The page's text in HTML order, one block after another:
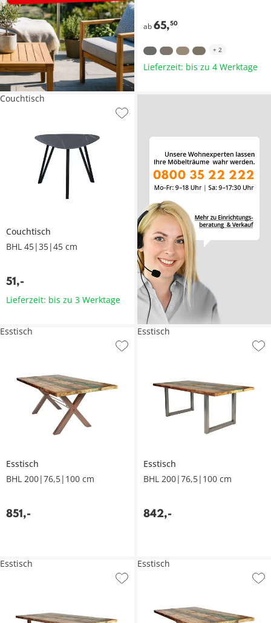
ab 65,50
+ 2
Lieferzeit: bis zu 4 Werktage
Couchtisch
BHL 45|35|45 cm
51,-
Couchtisch
Lieferzeit: bis zu 3 Werktage
Esstisch
BHL 200|76,5|100 cm
851,-
Esstisch
Esstisch
BHL 200|76,5|100 cm
842,-
Esstisch
Esstisch Esstisch